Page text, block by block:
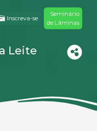
Leite
Inscreva-se
Seminário
de Lâminas